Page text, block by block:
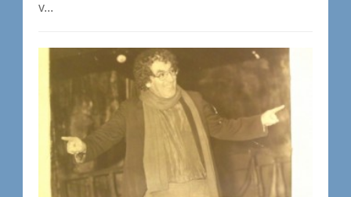
v...